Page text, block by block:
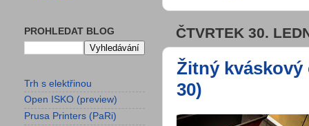
ČTVRTEK 30.
Žitný kváskový
30)
PROHLEDAT BLOG
Trh s elektřinou
Open ISKO (preview)
Prusa Printers (PaRi)